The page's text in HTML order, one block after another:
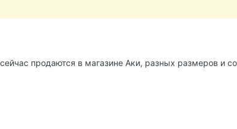
продаются в магазине Аки, разных размеров и